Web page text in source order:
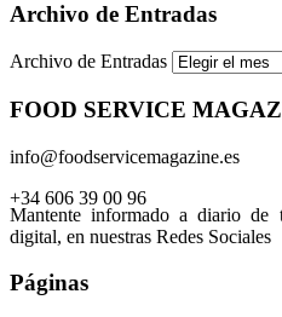
Archivo de Entradas
Archivo de Entradas
FOOD SERVICE
info@foodservicemagazine.es
+34 606 39 00 96
Mantente informado a diario de
digital, en nuestras Redes Sociales
Páginas